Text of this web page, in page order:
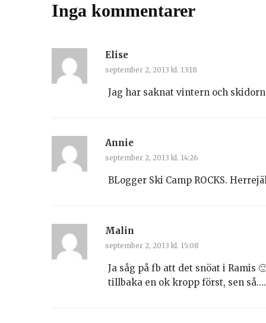
Inga kommentarer
Elise
september 2, 2013 kl. 13:18
Jag har saknat vintern och
Annie
september 2, 2013 kl. 14:26
BLogger Ski Camp ROCKS.
Malin
september 2, 2013 kl. 15:08
Ja såg på fb att det snöat i Ramis
tillbaka en ok kropp först, sen